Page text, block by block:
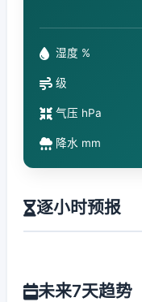
湿度 %
级
气压 hPa
降水 mm
逐小时预报
未来7天趋势